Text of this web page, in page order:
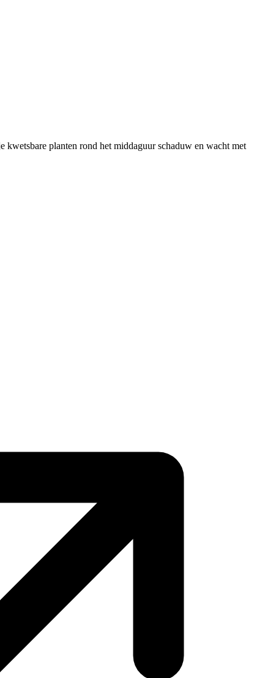
planten rond het middaguur schaduw en wacht met